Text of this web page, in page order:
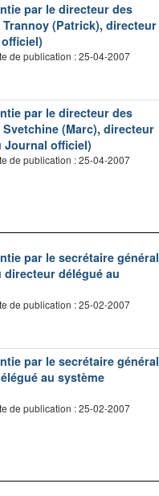
par le directeur des
Trannoy (Patrick), directeur
de publication : 25-04-2007
par le directeur des
(Marc), directeur
Journal officiel)
de publication : 25-04-2007
par le secrétaire général
directeur délégué au
de publication : 25-02-2007
par le secrétaire général
au système
de publication : 25-02-2007